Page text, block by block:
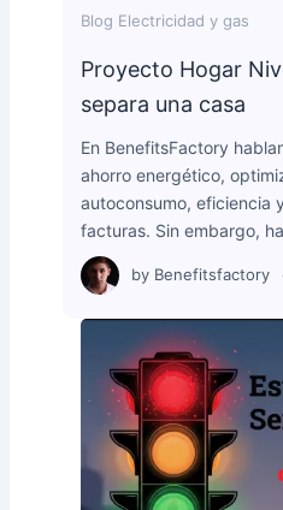
Blog Electricidad y gas
Proyecto Hogar
separa una casa
En BenefitsFactory
ahorro energético,
autoconsumo, eficiencia
facturas. Sin embargo,
by Benefitsfactory